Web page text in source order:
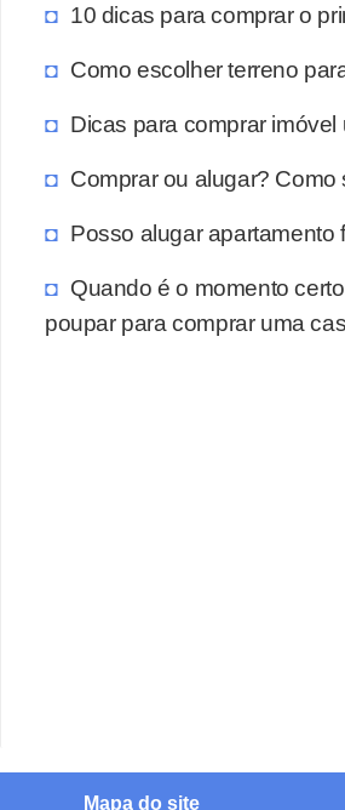
10 dicas para comprar o
Como escolher terreno
Dicas para comprar imóvel
Comprar ou alugar? Como
Posso alugar apartamento
Quando é o momento
poupar para comprar uma
Mapa do site